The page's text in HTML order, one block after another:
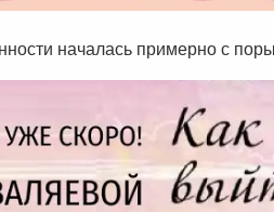
началась примерно с